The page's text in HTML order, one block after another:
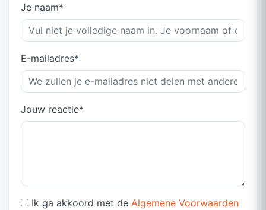
Je naam*
E-mailadres*
Jouw reactie*
Ik ga akkoord met de Algemene Voorwaarden